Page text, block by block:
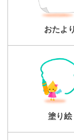
おたより
塗り絵